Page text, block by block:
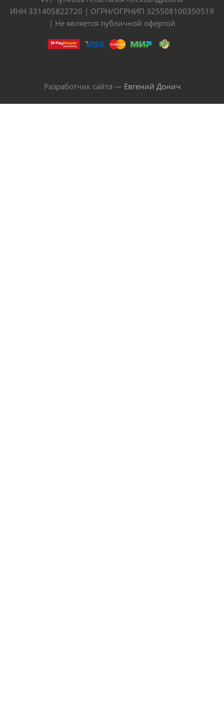
ИНН 331405822720 | ОГРН/ОГРНИП 325508100350519
| Не является публичной офертой
Разработчик сайта — Евгений Донич